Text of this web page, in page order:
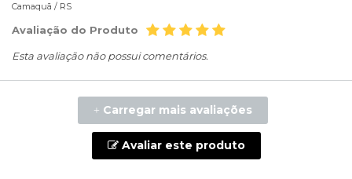
Camaquã / RS
Avaliação do Produto
Esta avaliação não possui comentários.
+ Carregar mais avaliações
Avaliar este produto